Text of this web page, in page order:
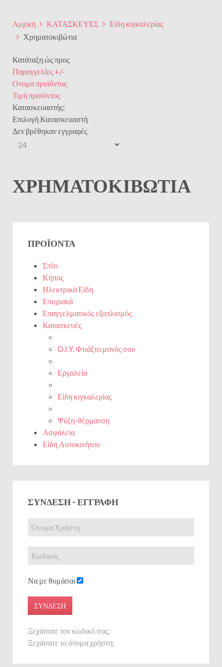
Αρχική ΚΑΤΑΣΚΕΥΕΣ
Είδη κιγκαλερίας
Χρηματοκιβώτια
Κατάταξη ώς προς
Παραγγελίες +/-
Ονομα προϊόντος
Τιμή προϊόντος
Κατασκευαστής:
Επιλογή Κατασκευαστή
Δεν βρέθηκαν εγγραφές
ΧΡΗΜΑΤΟΚΙΒΏΤΙΑ
ΠΡΟΪΌΝΤΑ
Σπίτι
Κήπος
Ηλεκτρικά Είδη
Εποχιακά
Επαγγελματικός εξοπλισμός
Κατασκευές
D.I.Y. Φτιάξτο μονός σου
Εργαλεία
Είδη κιγκαλερίας
Ψύξη-θέρμανση
Ασφάλεια
Είδη Αυτοκινήτου
ΣΎΝΔΕΣΗ - ΕΓΓΡΑΦΉ
Να με θυμάσαι
ΣΎΝΔΕΣΗ
Ξεχάσατε τον κωδικό σας;
Ξεχάσατε το όνομα χρήστη;